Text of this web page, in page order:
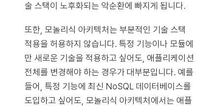
술 스택이 노후화되는 악순환에 빠지게 됩니다.
또한, 모놀리식 아키텍처는 부분적인 기술 스택
적용을 허용하지 않습니다. 특정 기능이나 모듈에
만 새로운 기술을 적용하고 싶어도, 애플리케이션
전체를 변경해야 하는 경우가 대부분입니다. 예를
들어, 특정 기능에 최신 NoSQL 데이터베이스를
도입하고 싶어도, 모놀리식 아키텍처에서는 애플